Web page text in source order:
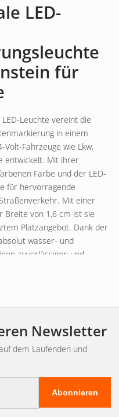
LED-
für
Leuchte vereint die
in einem
Fahrzeuge wie Lkw,
entwickelt. Mit ihrer
Farbe und der LED-
für hervorragende
Mit einer
Breite von 1,6 cm ist sie
Platzangebot. Dank der
wasser- und
zuverlässigen und
-betreiber. Die
und damit die
kompakte Größe und die
Staubresistenz wichtig
die robuste Konstruktion
Newsletter
dem Laufenden und
Abonnieren